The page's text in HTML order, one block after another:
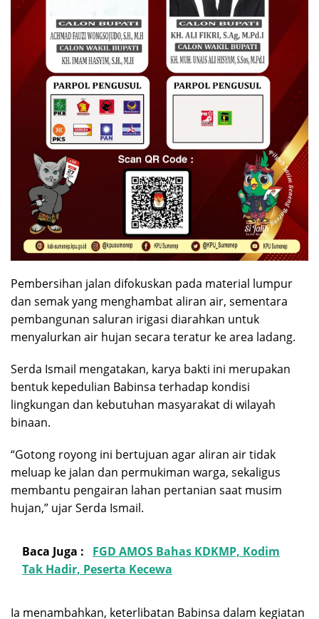
Pembersihan jalan difokuskan pada material lumpur
dan semak yang menghambat aliran air, sementara
pembangunan saluran irigasi diarahkan untuk
menyalurkan air hujan secara teratur ke area ladang.
Serda Ismail mengatakan, karya bakti ini merupakan
bentuk kepedulian Babinsa terhadap kondisi
lingkungan dan kebutuhan masyarakat di wilayah
binaan.
“Gotong royong ini bertujuan agar aliran air tidak
meluap ke jalan dan permukiman warga, sekaligus
membantu pengairan lahan pertanian saat musim
hujan,” ujar Serda Ismail.
Baca Juga :
FGD AMOS Bahas KDKMP, Kodim
Tak Hadir, Peserta Kecewa
Ia menambahkan, keterlibatan Babinsa dalam kegiatan